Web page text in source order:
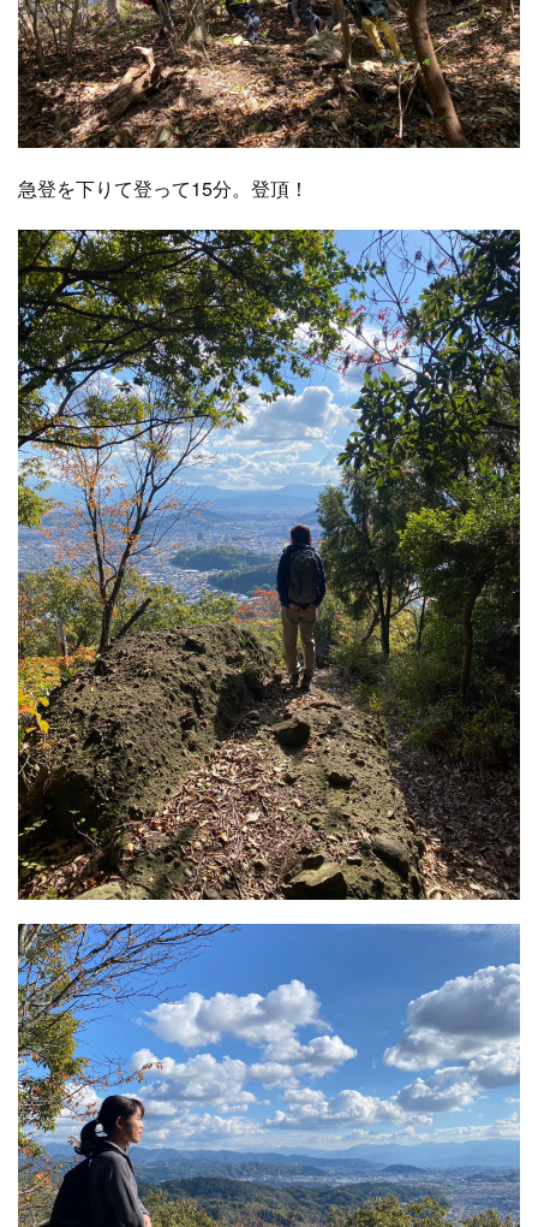
急登を下りて登って15分。登頂！